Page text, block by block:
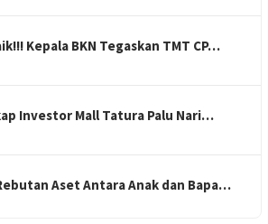
Kepala BKN Tegaskan TMT CP…
Investor Mall Tatura Palu Nari…
Aset Antara Anak dan Bapa…